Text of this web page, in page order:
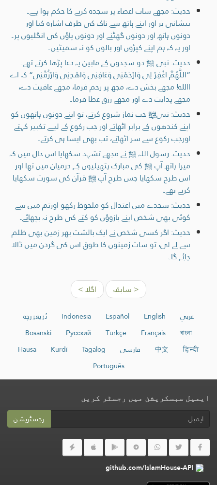
حدیث: مجھے سات اعضاء پر سجدہ کرنے کا حکم ہوا ہے۔
پیشانی پر اور اپنے ہاتھ سے ناک کی طرف اشارہ کیا اور
دونوں ہاتھ اور دونوں گھٹنے اور دونوں پاؤں کی انگلیوں پر۔
اور یہ کہ ہم اپنے کپڑوں اور بالوں کو نہ سمیٹیں۔
حدیث: نبی ﷺ دو سجدوں کے مابین یہ دعا پڑھا کرتے تھے:
”اللَّهُمَّ اغْفِرْ لِي وَارْحَمْنِي وَعَافِنِي وَاهْدِنِي وَارْزُقْنِي“ کہ اے
اﷲ! مجھے بخش دے، مجھ پر رحم فرما، مجھے عافیت دے،
مجھے ہدایت دے اور مجھے رزق عطا فرما۔
حدیث: نبیﷺ جب نماز شروع کرتے، تو اپنے دونوں ہاتھوں کو
اپنے کندھوں کے برابر اٹھاتے اور جب رکوع کے لیے تکبیر کہتے
اورجب رکوع سے سر اٹھاتے، تب بھی ایسا ہی کرتے۔
حدیث: رسول اللہ ﷺ نے مجھے تشہد سکھایا اس حال میں کہ
میرا ہاتھ آپ ﷺ کی مبارک ہتھیلیوں کے درمیان میں تھا اور
اس طرح سکھایا جس طرح آپ ﷺ قرآن کی سورت سکھایا
کرتے تھے۔
حدیث: سجدے میں اعتدال کو ملحوظ رکھو اورتم میں سے
کوئی بھی شخص اپنے بازوؤں کو کتے کی طرح نہ بچھائے۔
حدیث: اگر کسی شخص نے ایک بالشت بھر زمین بھی ظلم
سے لے لی، تو سات زمینوں کا طوق اس کی گردن میں ڈالا
جائے گا۔
< سابقہ اگلا >
عربي English
Español
Indonesia
ئۇيغۇرچە
বাংলা
Français
Türkçe
Русский
Bosanski
हिन्दी
中文 فارسی Tagalog
Kurdî
Hausa
Português
ایمیل سبسکرپشن میں رجسٹر کریں
رجسٹریشن
github.com/IslamHouse-API